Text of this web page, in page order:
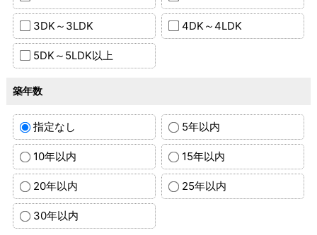
3DK～3LDK 4DK～4LDK
5DK～5LDK以上
築年数
指定なし 5年以内
10年以内 15年以内
20年以内 25年以内
30年以内